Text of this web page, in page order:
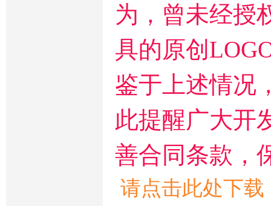
为，曾未经授
具的原创
鉴于上述情况
此提醒广大开
善合同条款，
请点击此处下载